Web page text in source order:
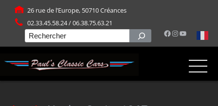
26 rue de l’Europe, 50710 Créances
02.33.45.58.24 / 06.38.75.63.21
Facebook
Instagram
YouTube
Rechercher
Panneau de gestion des cookies